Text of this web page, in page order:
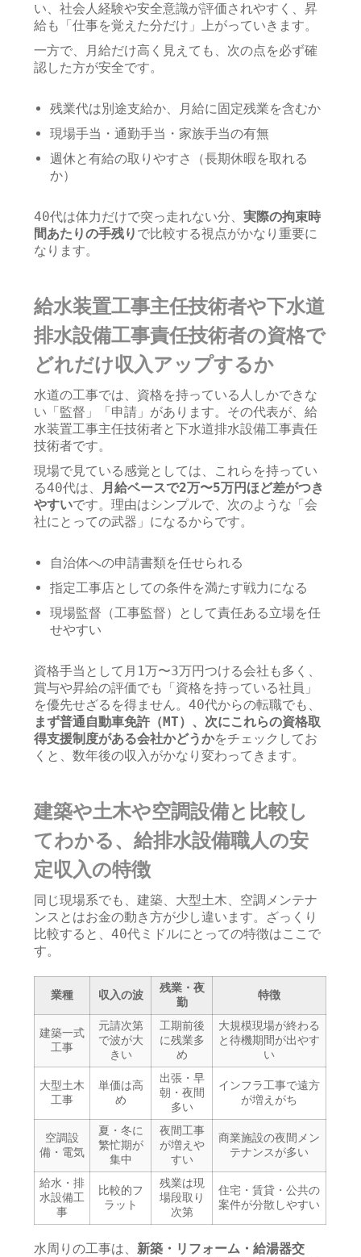
い、社会人経験や安全意識が評価されやすく、昇
給も「仕事を覚えた分だけ」上がっていきます。
一方で、月給だけ高く見えても、次の点を必ず確
認した方が安全です。
残業代は別途支給か、月給に固定残業を含むか
現場手当・通勤手当・家族手当の有無
週休と有給の取りやすさ（長期休暇を取れる
か）
40代は体力だけで突っ走れない分、実際の拘束時
間あたりの手残り で比較する視点がかなり重要に
なります。
給水装置工事主任技術者や下水道
排水設備工事責任技術者の資格で
どれだけ収入アップするか
水道の工事では、資格を持っている人しかできな
い「監督」「申請」があります。その代表が、給
水装置工事主任技術者と下水道排水設備工事責任
技術者です。
現場で見ている感覚としては、これらを持ってい
る40代は、 月給ベースで2万〜5万円ほど差がつき
やすいです。理由はシンプルで、次のような「会
社にとっての武器」になるからです。
自治体への申請書類を任せられる
指定工事店としての条件を満たす戦力になる
現場監督（工事監督）として責任ある立場を任
せやすい
資格手当として月1万〜3万円つける会社も多く、
賞与や昇給の評価でも「資格を持っている社員」
を優先せざるを得ません。40代からの転職でも、
まず普通自動車免許（MT）、次にこれらの資格取
得支援制度がある会社かどうかをチェックしてお
くと、数年後の収入がかなり変わってきます。
建築や土木や空調設備と比較し
てわかる、給排水設備職人の安
定収入の特徴
同じ現場系でも、建築、大型土木、空調メンテナ
ンスとはお金の動き方が少し違います。ざっくり
比較すると、40代ミドルにとっての特徴はここで
す。
業種 収入の波
残業・夜
勤
特徴
建築一式
工事
元請次第
で波が大
きい
工期前後
に残業多
め
大規模現場が終わる
と待機期間が出やす
い
大型土木
工事
単価は高
め
出張・早
朝・夜間
多い
インフラ工事で遠方
が増えがち
空調設
備・電気
夏・冬に
繁忙期が
集中
夜間工事
が増えや
すい
商業施設の夜間メン
テナンスが多い
給水・排
水設備工
事
比較的フ
ラット
残業は現
場段取り
次第
住宅・賃貸・公共の
案件が分散しやすい
水周りの工事は、新築・リフォーム・給湯器交